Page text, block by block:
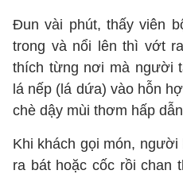
Đun vài phút, thấy viên
trong và nổi lên thì vớt
thích từng nơi mà người
lá nếp (lá dứa) vào hỗn
chè dậy mùi thơm hấp
Khi khách gọi món,
ra bát hoặc cốc rồi chan